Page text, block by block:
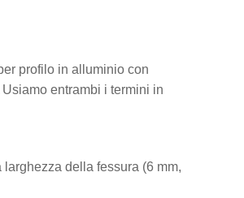
profilo in alluminio con
entrambi i termini in
della fessura (6 mm,